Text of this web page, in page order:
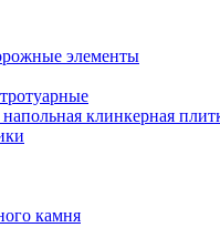
элементы
клинкерная
камня